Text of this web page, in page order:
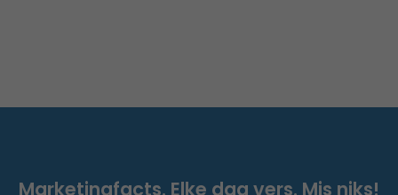
Marketingfacts. Elke dag vers. Mis niks!